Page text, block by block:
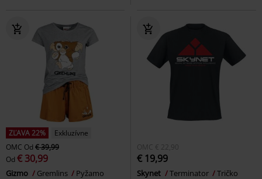
ZĽAVA 22%
Exkluzívne
OMC Od € 39,99
Od € 30,99
Gizmo Gremlins Pyžamo
OMC € 22,90
€ 19,99
Skynet Terminator Tričko